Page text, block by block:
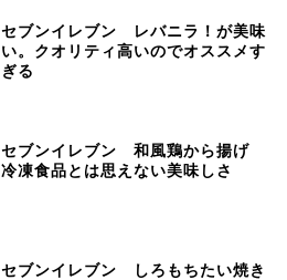
セブンイレブン レバニラ！が美味
い。クオリティ高いのでオススメす
ぎる
セブンイレブン 和風鶏から揚げ
冷凍食品とは思えない美味しさ
セブンイレブン しろもちたい焼き